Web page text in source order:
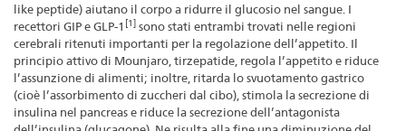
like peptide) aiutano il corpo a ridurre il glucosio nel sangue. I
recettori GIP e GLP-1 [1] sono stati entrambi trovati nelle regioni
cerebrali ritenuti importanti per la regolazione dell’appetito. Il
principio attivo di Mounjaro, tirzepatide, regola l’appetito e riduce
l’assunzione di alimenti; inoltre, ritarda lo svuotamento gastrico
(cioè l’assorbimento di zuccheri dal cibo), stimola la secrezione di
insulina nel pancreas e riduce la secrezione dell’antagonista